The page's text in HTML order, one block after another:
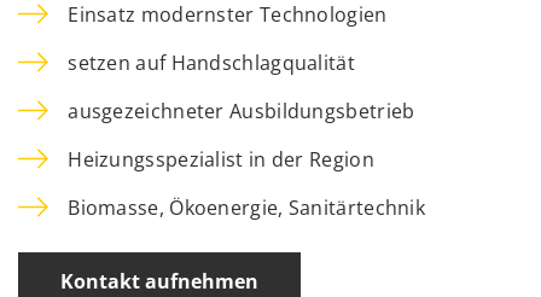
Einsatz modernster Technologien
setzen auf Handschlagqualität
ausgezeichneter Ausbildungsbetrieb
Heizungsspezialist in der Region
Biomasse, Ökoenergie, Sanitärtechnik
Kontakt aufnehmen